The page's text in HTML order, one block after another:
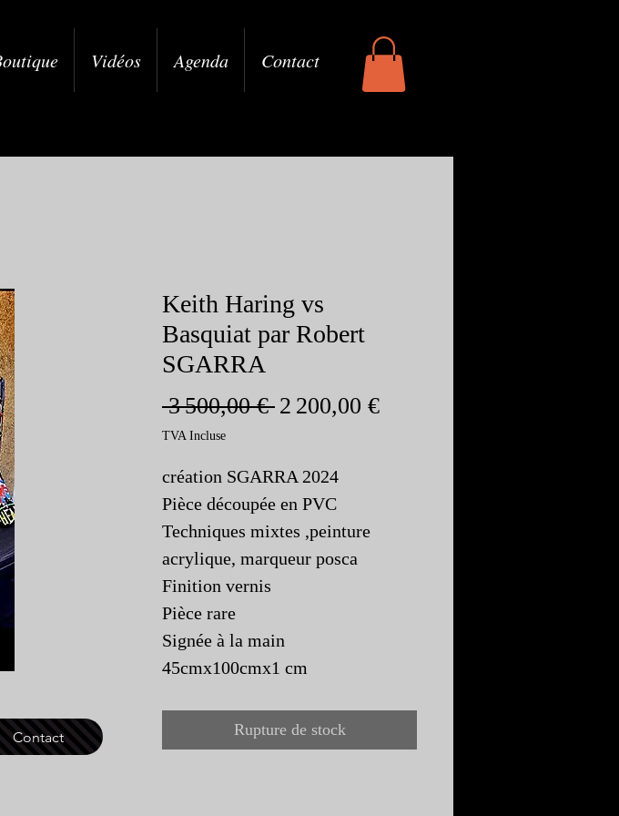
Vidéos Agenda Contact
Keith Haring vs
Basquiat par Robert
SGARRA
3 500,00 € Prix
2 200,00 €Prix
TVA Incluse
création SGARRA 2024
Pièce découpée en PVC
Techniques mixtes ,peinture
acrylique, marqueur posca
Finition vernis
Pièce rare
Signée à la main
45cmx100cmx1 cm
Rupture de stock
Contact